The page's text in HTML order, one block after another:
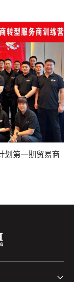
划第一期贸易商